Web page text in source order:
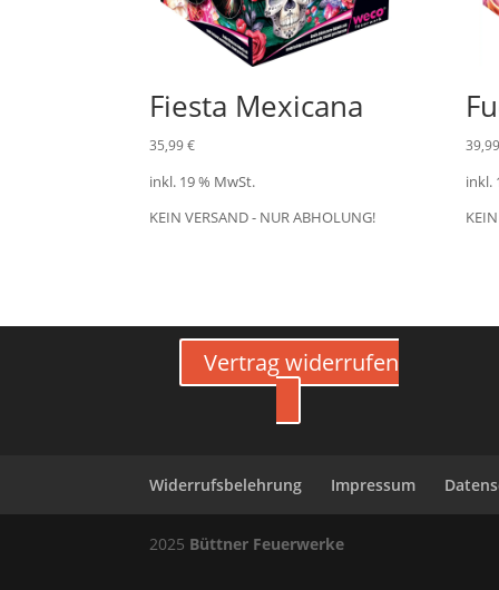
Fiesta Mexicana
35,99€
inkl. 19 % MwSt.
KEIN VERSAND - NUR ABHOLUNG!
39,99
inkl.
Vertrag widerrufen
Widerrufsbelehrung Impressum
2025 Büttner Feuerwerke